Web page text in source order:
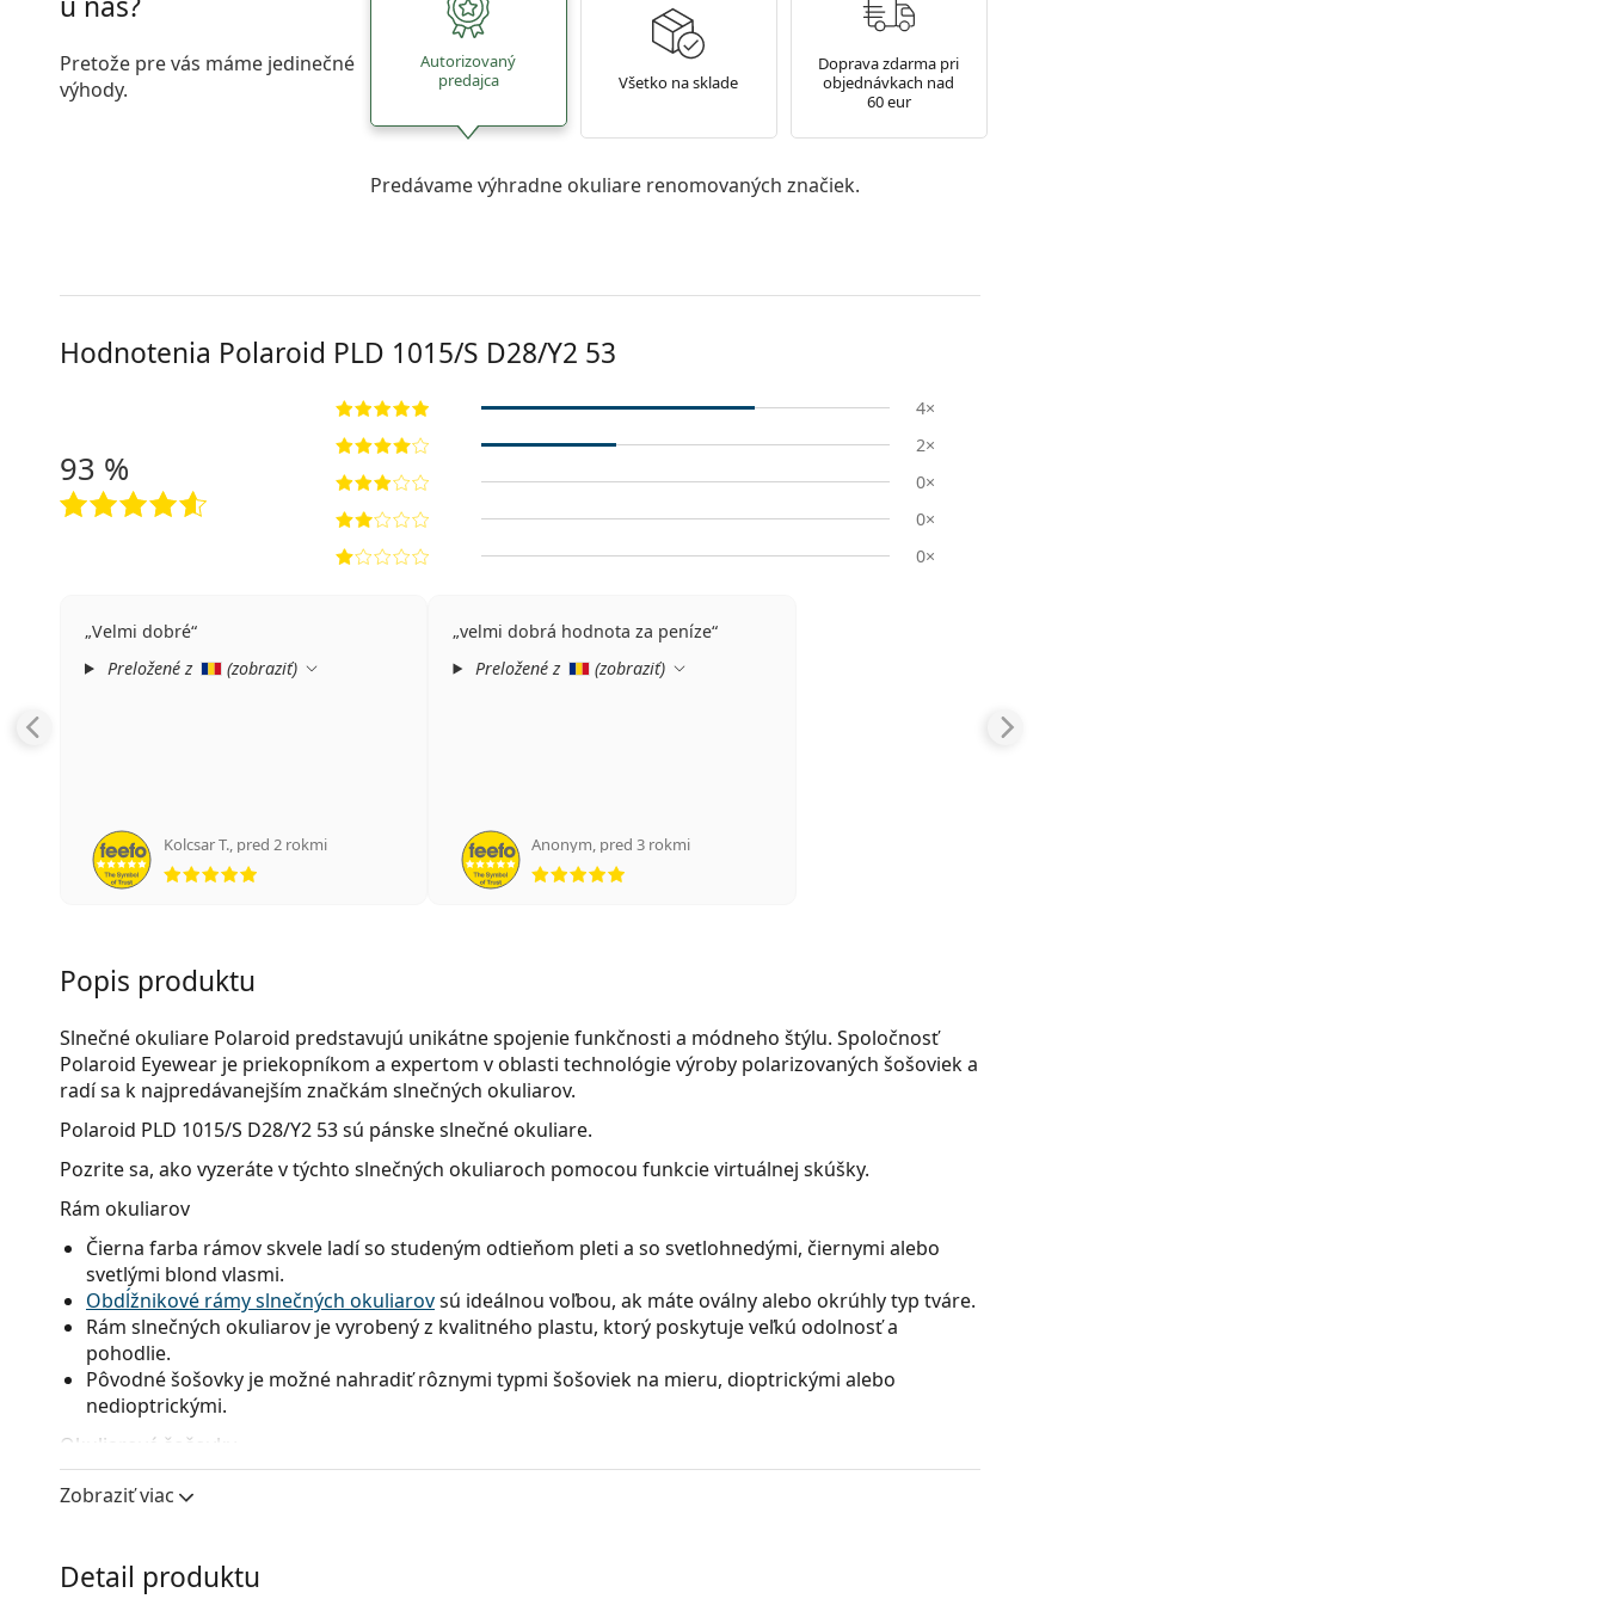
Pretože pre vás máme jedinečné
výhody.
Autorizovaný
predajca
Všetko na sklade
Doprava zdarma pri
objednávkach nad
60 eur
Predávame výhradne okuliare renomovaných značiek.
Hodnotenia Polaroid PLD 1015/S D28/Y2 53
93 %
4×
2×
0×
0×
0×
Velmi dobré
Preložené z
(zobraziť)
Kolcsar T., pred 2 rokmi
velmi dobrá hodnota za peníze
Preložené z
(zobraziť)
Anonym, pred 3 rokmi
Popis produktu
Slnečné okuliare Polaroid predstavujú unikátne spojenie funkčnosti a módneho štýlu. Spoločnosť
Polaroid Eyewear je priekopníkom a expertom v oblasti technológie výroby polarizovaných šošoviek a
radí sa k najpredávanejším značkám slnečných okuliarov.
Polaroid PLD 1015/S D28/Y2 53sú pánske slnečné okuliare.
Pozrite sa, ako vyzeráte v týchto slnečných okuliaroch pomocou funkcie virtuálnej skúšky.
Rám okuliarov
Čierna farba rámov skvele ladí so studeným odtieňom pleti a so svetlohnedými, čiernymi alebo
svetlými blond vlasmi.
Obdĺžnikové rámy slnečných okuliarovsú ideálnou voľbou, ak máte oválny alebo okrúhly typ tváre.
Rám slnečných okuliarov je vyrobený z kvalitného plastu, ktorý poskytuje veľkú odolnosť a
pohodlie.
Pôvodné šošovky je možné nahradiť rôznymi typmi šošoviek na mieru, dioptrickými alebo
nedioptrickými.
Okuliarové šošovky
Sivé sklá okuliarov zmierňujú intenzitu svetla a sú skvelá pre oči, pretože neovplyvňujú kontrast ani
neskresľujú farby.
výhodami sú nízka hmotnosť a odolnosť proti prasknutiu.
Vďaka jedinečnej technológii
Zobraziť viac
Detail produktu